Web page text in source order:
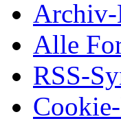
Alle
RSS-